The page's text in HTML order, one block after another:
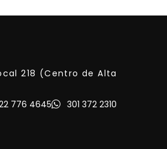
218 (Centro de Alta
776 4645 301 372 2310